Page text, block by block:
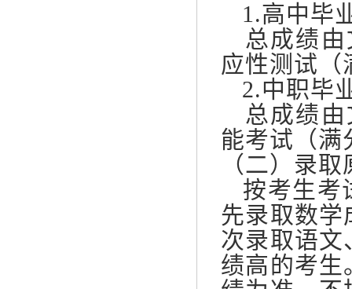
1.高中毕
总成绩由
应性测试（
2.中职毕
总成绩由
能考试（满
（二）录取
按考生考
先录取数学
次录取语文
绩高的考生